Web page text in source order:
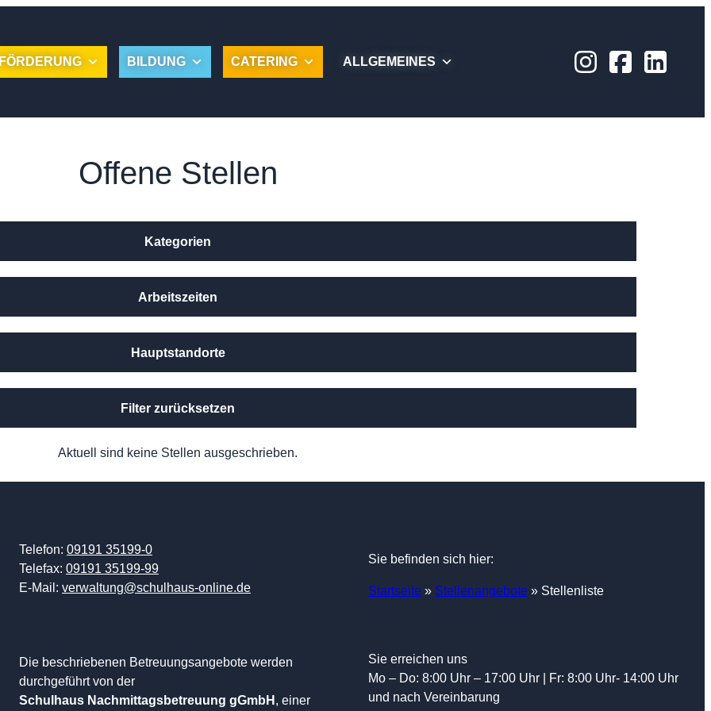
FÖRDERUNG BILDUNG CATERING ALLGEMEINES
Offene Stellen
Kategorien
Arbeitszeiten
Hauptstandorte
Filter zurücksetzen
Aktuell sind keine Stellen ausgeschrieben.
Telefon: 09191 35199-0
Telefax: 09191 35199-99
E-Mail: verwaltung@schulhaus-online.de
Sie befinden sich hier:
Startseite » Stellenangebote » Stellenliste
Die beschriebenen Betreuungsangebote werden
durchgeführt von der
Schulhaus Nachmittagsbetreuung gGmbH , einer
Sie erreichen uns
Mo – Do: 8:00 Uhr – 17:00 Uhr | Fr: 8:00 Uhr- 14:00 Uhr
und nach Vereinbarung